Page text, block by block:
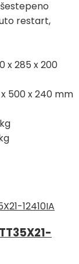
restart,
x 285 x 200
500 x 240 mm